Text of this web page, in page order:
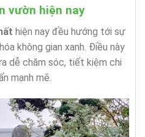
vườn hiện nay
hiện nay đều hướng tới sự
không gian xanh. Điều này
dễ chăm sóc, tiết kiệm chi
mạnh mẽ.